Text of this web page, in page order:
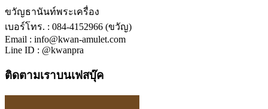
ขวัญธานันท์พระเครื่อง
เบอร์โทร. : 084-4152966 (ขวัญ)
Email : info@kwan-amulet.com
Line ID : @kwanpra
ติดตามเราบนเฟสบุ๊ค